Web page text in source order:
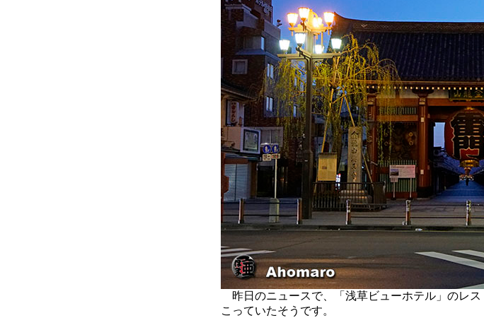
昨日のニュースで、「浅草ビューホテル」のレ
こっていたそうです。